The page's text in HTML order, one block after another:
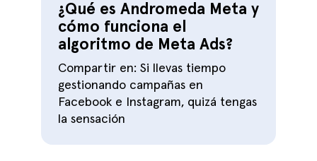
¿Qué es Andromeda Meta y
cómo funciona el
algoritmo de Meta Ads?
Compartir en: Si llevas tiempo
gestionando campañas en
Facebook e Instagram, quizá tengas
la sensación